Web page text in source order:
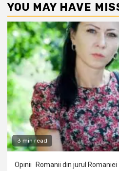
YOU MAY HAVE
3 min read
Opinii Romanii din jurul Romaniei